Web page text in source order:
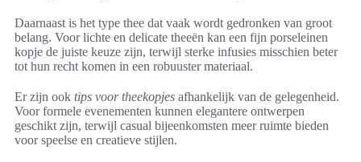
Daarnaast is het type thee dat vaak wordt gedronken van groot
belang. Voor lichte en delicate theeën kan een fijn porseleinen
kopje de juiste keuze zijn, terwijl sterke infusies misschien beter
tot hun recht komen in een robuuster materiaal.
Er zijn ook tips voor theekopjes afhankelijk van de gelegenheid.
Voor formele evenementen kunnen elegantere ontwerpen
geschikt zijn, terwijl casual bijeenkomsten meer ruimte bieden
voor speelse en creatieve stijlen.